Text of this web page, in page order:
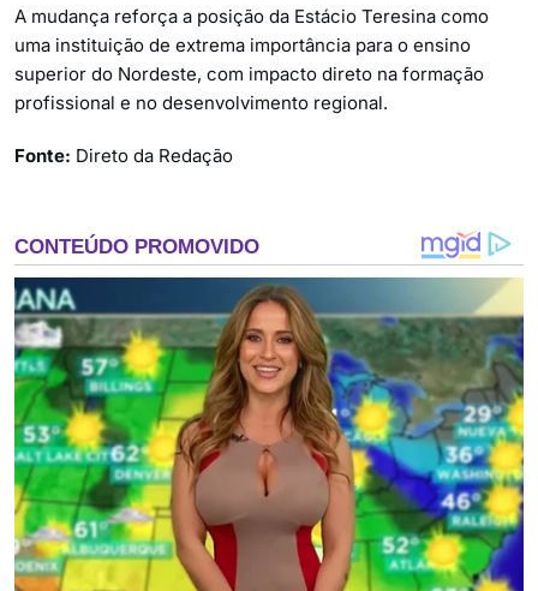
A mudança reforça a posição da Estácio Teresina como
uma instituição de extrema importância para o ensino
superior do Nordeste, com impacto direto na formação
profissional e no desenvolvimento regional.
Fonte: Direto da Redação